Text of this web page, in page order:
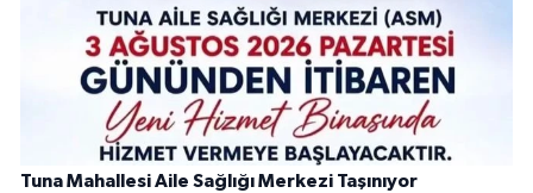
Tuna Mahallesi Aile Sağlığı Merkezi Taşınıyor